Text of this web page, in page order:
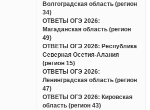
Волгоградская область (регион
34)
ОТВЕТЫ ОГЭ 2026:
Магаданская область (регион
49)
ОТВЕТЫ ОГЭ 2026: Республика
Северная Осетия-Алания
(регион 15)
ОТВЕТЫ ОГЭ 2026:
Ленинградская область (регион
47)
ОТВЕТЫ ОГЭ 2026: Кировская
область (регион 43)